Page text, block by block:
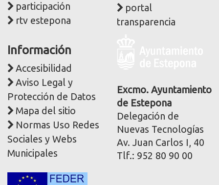
participación
rtv estepona
portal
transparencia
Información
Accesibilidad
Aviso Legal y
Protección de Datos
Mapa del sitio
Normas Uso Redes
Sociales y Webs
Municipales
corporativa
Excmo. Ayuntamiento
de Estepona
Delegación de
Nuevas Tecnologías
Av. Juan Carlos I, 40
Tlf.: 952 80 90 00